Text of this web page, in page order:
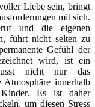
Liebe sein, bringt
mit sich.
und die eigenen
führt nicht selten zu
Gefühl der
wird, ist ein
nicht nur das
innerhalb
Es ist daher
um diesen Stress